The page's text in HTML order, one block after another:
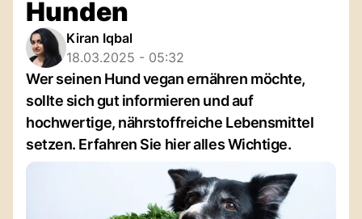
Hunden
Kiran Iqbal
18.03.2025 - 05:32
Wer seinen Hund vegan ernähren möchte,
sollte sich gut informieren und auf
hochwertige, nährstoffreiche Lebensmittel
setzen. Erfahren Sie hier alles Wichtige.